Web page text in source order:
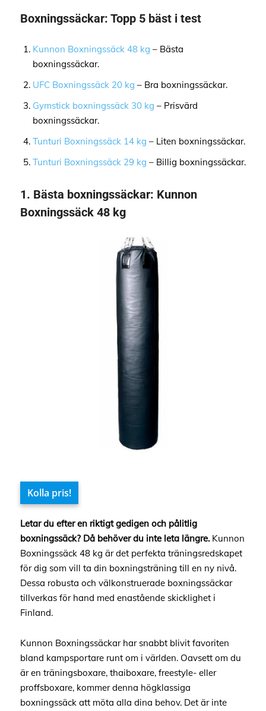
Boxningssäckar: Topp 5 bäst i test
Kunnon Boxningssäck 48 kg – Bästa
boxningssäckar.
UFC Boxningssäck 20 kg – Bra boxningssäckar.
Gymstick boxningssäck 30 kg – Prisvärd
boxningssäckar.
Tunturi Boxningssäck 14 kg – Liten boxningssäckar.
Tunturi Boxningssäck 29 kg – Billig boxningssäckar.
1. Bästa boxningssäckar: Kunnon
Boxningssäck 48 kg
Kolla pris!
Letar du efter en riktigt gedigen och pålitlig
boxningssäck? Då behöver du inte leta längre.Kunnon
Boxningssäck 48 kg är det perfekta träningsredskapet
för dig som vill ta din boxningsträning till en ny nivå.
Dessa robusta och välkonstruerade boxningssäckar
tillverkas för hand med enastående skicklighet i
Finland.
Kunnon Boxningssäckar har snabbt blivit favoriten
bland kampsportare runt om i världen. Oavsett om du
är en träningsboxare, thaiboxare, freestyle- eller
proffsboxare, kommer denna högklassiga
boxningssäck att möta alla dina behov. Det är inte